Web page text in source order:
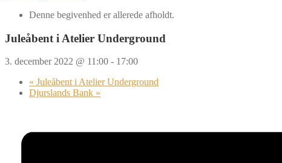
Denne begivenhed er allerede afholdt.
Juleåbent i Atelier Underground
3. december 2022 @ 11:00 - 17:00
« Juleåbent i Atelier Underground
Djurslands Bank »